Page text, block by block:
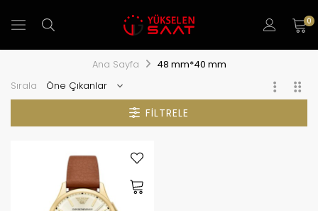
0
Ana Sayfa 48 mm*40 mm
Sırala
FILTRELE